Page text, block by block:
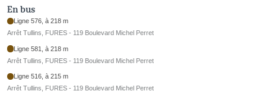
En bus
Ligne 576, à 218 m
Arrêt Tullins, FURES - 119 Boulevard Michel Perret
Ligne 581, à 218 m
Arrêt Tullins, FURES - 119 Boulevard Michel Perret
Ligne 516, à 215 m
Arrêt Tullins, FURES - 119 Boulevard Michel Perret